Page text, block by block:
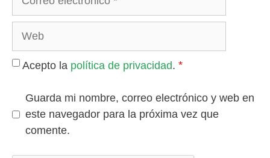
Acepto la política de privacidad. *
Guarda mi nombre, correo electrónico y web en
este navegador para la próxima vez que
comente.